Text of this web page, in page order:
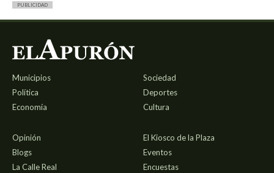
PUBLICIDAD
Municipios
Política
Economía
Sociedad
Deportes
Cultura
Opinión
Blogs
La Calle Real
El Kiosco de la Plaza
Eventos
Encuestas